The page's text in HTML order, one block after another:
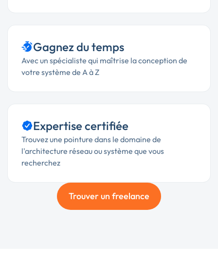
Gagnez du temps
Avec un spécialiste qui maîtrise la conception de
votre système de A à Z
Expertise certifiée
Trouvez une pointure dans le domaine de
l'architecture réseau ou système que vous
recherchez
Trouver un freelance